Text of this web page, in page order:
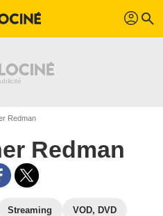
profil search
Redman
Redman
Streaming VOD, DVD